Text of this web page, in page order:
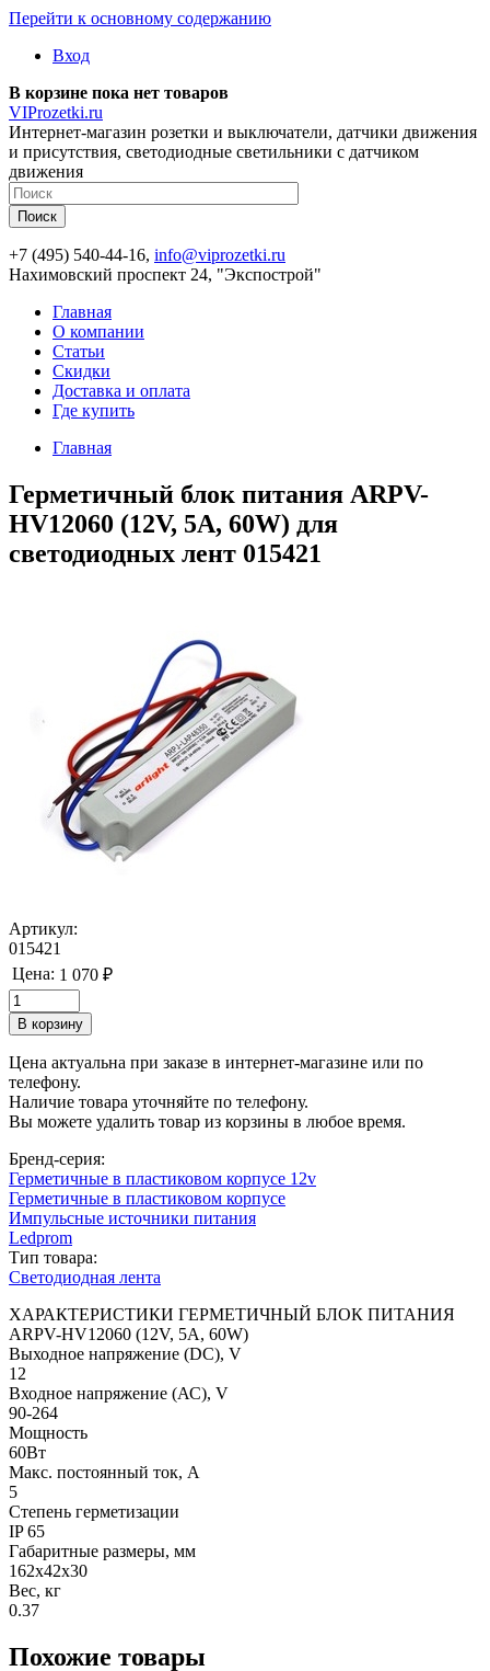
Перейти к основному содержанию
Вход
В корзине пока нет товаров
VIProzetki.ru
Интернет-магазин розетки и выключатели, датчики движения
и присутствия, светодиодные светильники с датчиком
движения
+7 (495) 540-44-16, info@viprozetki.ru
Нахимовский проспект 24, "Экспострой"
Главная
О компании
Статьи
Скидки
Доставка и оплата
Где купить
Главная
Герметичный блок питания ARPV-
HV12060 (12V, 5A, 60W) для
светодиодных лент 015421
Артикул:
015421
Цена: 1 070 ₽
Цена актуальна при заказе в интернет-магазине или по
телефону.
Наличие товара уточняйте по телефону.
Вы можете удалить товар из корзины в любое время.
Бренд-серия:
Герметичные в пластиковом корпусе 12v
Герметичные в пластиковом корпусе
Импульсные источники питания
Ledprom
Тип товара:
Светодиодная лента
ХАРАКТЕРИСТИКИ ГЕРМЕТИЧНЫЙ БЛОК ПИТАНИЯ
ARPV-HV12060 (12V, 5A, 60W)
Выходное напряжение (DC), V
12
Входное напряжение (АС), V
90-264
Мощность
60Вт
Макс. постоянный ток, А
5
Степень герметизации
IP 65
Габаритные размеры, мм
162x42x30
Вес, кг
0.37
Похожие товары